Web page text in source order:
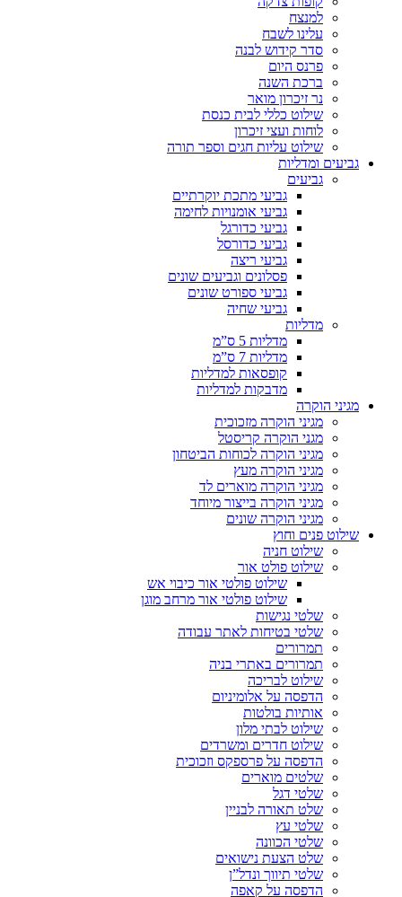
למנצח
עלינו לשבח
סדר קידוש לבנה
פרנס היום
ברכת השנה
נר זיכרון מואר
שילוט כללי לבית כנסת
לוחות ועצי זיכרון
שילוט עליות חגים וספר תורה
גביעים ומדליות
גביעים
גביעי מתכת יוקרתיים
גביעי אומנויות לחימה
גביעי כדורגל
גביעי כדורסל
גביעי ריצה
פסלונים וגביעים שונים
גביעי ספורט שונים
גביעי שחיה
מדליות
מדליות 5 ס”מ
מדליות 7 ס”מ
קופסאות למדליות
מדבקות למדליות
מגיני הוקרה
מגיני הוקרה מזכוכית
מגני הוקרה קריסטל
מגיני הוקרה לכוחות הביטחון
מגיני הוקרה מעץ
מגיני הוקרה מוארים לד
מגיני הוקרה בייצור מיוחד
מגיני הוקרה שונים
שילוט פנים וחוץ
שילוט חניה
שילוט פולט אור
שילוט פולטי אור כיבוי אש
שילוט פולטי אור מרחב מוגן
שלטי נגישות
שלטי בטיחות לאתר עבודה
תמרורים
תמרורים באתרי בניה
שילוט לבריכה
הדפסה על אלומיניום
אותיות בולטות
שילוט לבתי מלון
שילוט חדרים ומשרדים
הדפסה על פרספקס וזכוכית
שלטים מוארים
שלטי דגל
שלט תאורה לבניין
שלטי עץ
שלטי הכוונה
שלט הצעת נישואים
שלטי תיווך ונדל”ן
הדפסה על קאפה